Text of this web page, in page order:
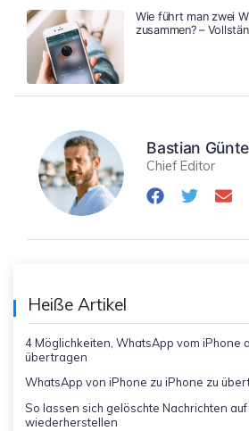
Wie führt man zwei
zusammen? –
Bastian
Chief Editor
Heiße Artikel
4 Möglichkeiten, WhatsApp vom iPhone
übertragen
WhatsApp von iPhone zu iPhone zu
So lassen sich gelöschte Nachrichten
wiederherstellen